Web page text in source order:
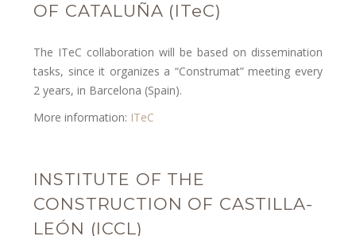
OF CATALUÑA (ITeC)
The ITeC collaboration will be based on dissemination
tasks, since it organizes a “Construmat” meeting every
2 years, in Barcelona (Spain).
More information: ITeC
INSTITUTE OF THE
CONSTRUCTION OF CASTILLA-
LEÓN (ICCL)